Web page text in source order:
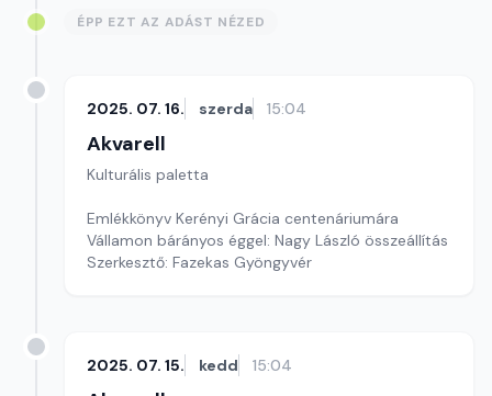
ÉPP EZT AZ ADÁST NÉZED
2025. 07. 16. szerda 15:04
Akvarell
Kulturális paletta
Emlékkönyv Kerényi Grácia centenáriumára
Vállamon bárányos éggel: Nagy László összeállítás
Szerkesztő: Fazekas Gyöngyvér
2025. 07. 15. kedd 15:04